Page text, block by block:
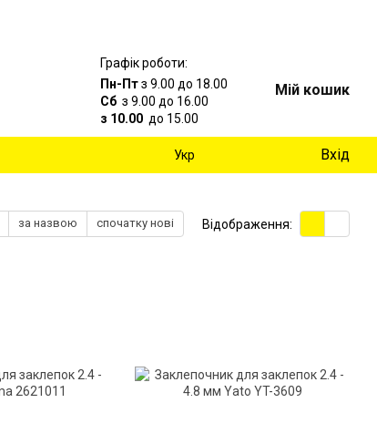
Графік роботи:
Пн-Птз 9.00 до 18.00
Сб з 9.00 до 16.00
з 10.00 до 15.00
Мій кошик
Укр Вхід
за назвою спочатку нові Відображення: